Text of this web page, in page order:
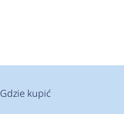
Gdzie kupić